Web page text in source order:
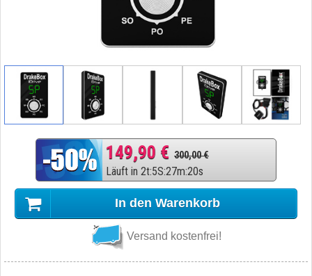
149,90 € 300,00 €
Läuft in 2t:5S:27m:19s
In den Warenkorb
Versand kostenfrei!